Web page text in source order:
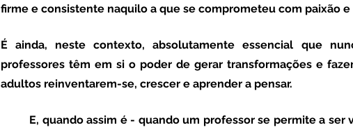
firme e consistente naquilo a que se comprometeu com paixão
É ainda, neste contexto, absolutamente essencial que
professores têm em si o poder de gerar transformações e
adultos reinventarem-se, crescer e aprender a pensar.